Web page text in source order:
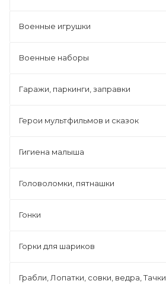
Военные игрушки
Военные наборы
Гаражи, паркинги, заправки
Герои мультфильмов и сказок
Гигиена малыша
Головоломки, пятнашки
Гонки
Горки для шариков
Грабли, Лопатки, совки, ведра, Тачки